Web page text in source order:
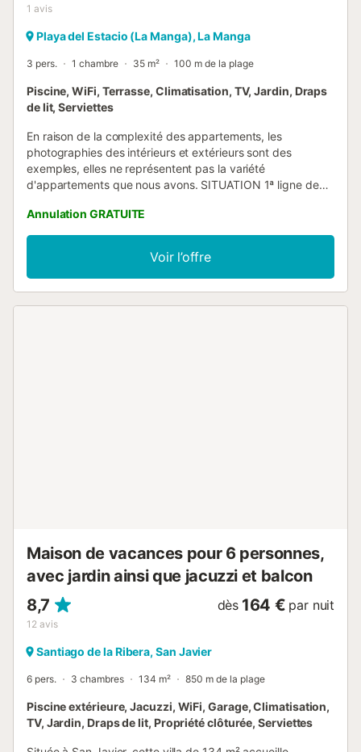
1 avis
Playa del Estacio (La Manga), La Manga
3 pers. 1 chambre 35 m² 100 m de la plage
Piscine, WiFi, Terrasse, Climatisation, TV, Jardin, Draps
de lit, Serviettes
En raison de la complexité des appartements, les
photographies des intérieurs et extérieurs sont des
exemples, elles ne représentent pas la variété
d'appartements que nous avons. SITUATION 1ª ligne de
Menor, au km. 11 de La Manga et 0,5 kms. de la zone
commerciale de la marina Tomás Maestre. Inauguré en
2007. COMPOSITION Ils sont de type A: séjour avec lit
d'appoint, 1 chambre double, cuisine séparée, salle de
bains et terrasse. Avec TV, lave-linge, micro-ondes,
Annulation GRATUITE
Voir l’offre
Maison de vacances pour 6 personnes,
avec jardin ainsi que jacuzzi et balcon
8,7
12 avis
dès 164 € par nuit
Santiago de la Ribera, San Javier
6 pers. 3 chambres 134 m² 850 m de la plage
Piscine extérieure, Jacuzzi, WiFi, Garage, Climatisation,
TV, Jardin, Draps de lit, Propriété clôturée, Serviettes